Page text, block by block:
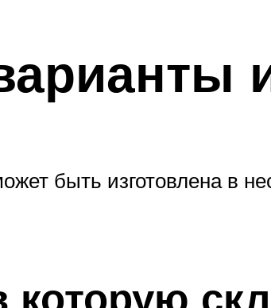
быть изготовлена в
которую